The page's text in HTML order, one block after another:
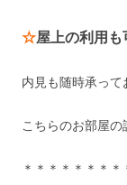
☆屋上の利用も
内見も随時承って
こちらのお部屋
＊＊＊＊＊＊＊